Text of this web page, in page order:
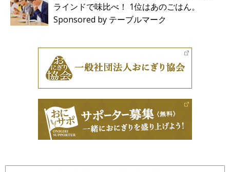
ラインドで味比べ！ 1位はあのごはん。
Sponsored by テーブルマーク